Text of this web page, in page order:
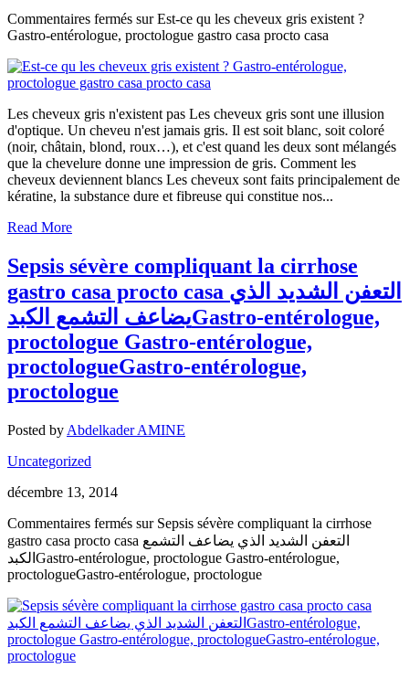
Commentaires fermés sur Est-ce qu les cheveux gris existent ?
Gastro-entérologue, proctologue gastro casa procto casa
Les cheveux gris n'existent pas Les cheveux gris sont une illusion
d'optique. Un cheveu n'est jamais gris. Il est soit blanc, soit coloré
(noir, châtain, blond, roux…), et c'est quand les deux sont mélangés
que la chevelure donne une impression de gris. Comment les
cheveux deviennent blancs Les cheveux sont faits principalement de
kératine, la substance dure et fibreuse qui constitue nos...
Read More
Sepsis sévère compliquant la cirrhose
gastro casa procto casa التعفن الشديد الذي
يضاعف التشمع الكبدGastro-entérologue,
proctologue Gastro-entérologue,
proctologueGastro-entérologue,
proctologue
Posted by Abdelkader AMINE
Uncategorized
décembre 13, 2014
Commentaires fermés sur Sepsis sévère compliquant la cirrhose
gastro casa procto casa التعفن الشديد الذي يضاعف التشمع
الكبدGastro-entérologue, proctologue Gastro-entérologue,
proctologueGastro-entérologue, proctologue